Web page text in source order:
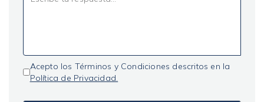
Acepto los Términos y Condiciones descritos en la
Política de Privacidad.